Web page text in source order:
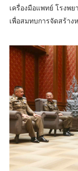
เครื่องมือแพทย์ โรงพ
เพื่อสมทบการจัดสร้าง